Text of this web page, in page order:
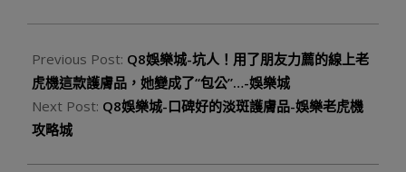
Previous Post: Q8娛樂城-坑人！用了朋友力薦的線上老
虎機這款護膚品，她變成了“包公”…-娛樂城
Next Post: Q8娛樂城-口碑好的淡斑護膚品-娛樂老虎機
攻略城